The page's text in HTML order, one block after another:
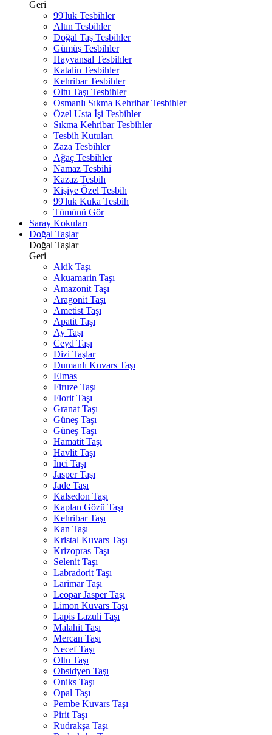
Geri
99'luk Tesbihler
Altın Tesbihler
Doğal Taş Tesbihler
Gümüş Tesbihler
Hayvansal Tesbihler
Katalin Tesbihler
Kehribar Tesbihler
Oltu Taşı Tesbihler
Osmanlı Sıkma Kehribar Tesbihler
Özel Usta İşi Tesbihler
Sıkma Kehribar Tesbihler
Tesbih Kutuları
Zaza Tesbihler
Ağaç Tesbihler
Namaz Tesbihi
Kazaz Tesbih
Kişiye Özel Tesbih
99'luk Kuka Tesbih
Tümünü Gör
Saray Kokuları
Doğal Taşlar
Doğal Taşlar
Geri
Akik Taşı
Akuamarin Taşı
Amazonit Taşı
Aragonit Taşı
Ametist Taşı
Apatit Taşı
Ay Taşı
Ceyd Taşı
Dizi Taşlar
Dumanlı Kuvars Taşı
Elmas
Firuze Taşı
Florit Taşı
Granat Taşı
Güneş Taşı
Güneş Taşı
Hamatit Taşı
Havlit Taşı
İnci Taşı
Jasper Taşı
Jade Taşı
Kalsedon Taşı
Kaplan Gözü Taşı
Kehribar Taşı
Kan Taşı
Kristal Kuvars Taşı
Krizopras Taşı
Selenit Taşı
Labradorit Taşı
Larimar Taşı
Leopar Jasper Taşı
Limon Kuvars Taşı
Lapis Lazuli Taşı
Malahit Taşı
Mercan Taşı
Necef Taşı
Oltu Taşı
Obsidyen Taşı
Oniks Taşı
Opal Taşı
Pembe Kuvars Taşı
Pirit Taşı
Rudrakşa Taşı